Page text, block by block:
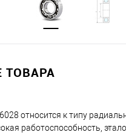
ТОВАРА
относится к типу
работоспособность,